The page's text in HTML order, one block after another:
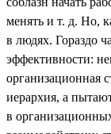
менять и т. д. Но,
в людях. Гораздо
эффективности:
организационная
иерархия, а
в